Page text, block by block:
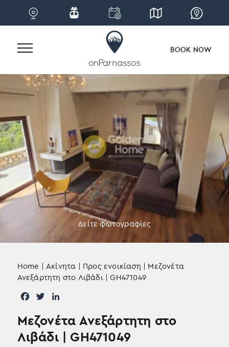
content
BOOK NOW
Μεζονέτα Ανεξάρτητη στο
Λιβάδι | GH471049
Home |Ακίνητα | Προς ενοικίαση | Μεζονέτα
Ανεξάρτητη στο Λιβάδι | GH471049
c
e
b
i
t
t
n
k
e
Δείτε φωτογραφίες